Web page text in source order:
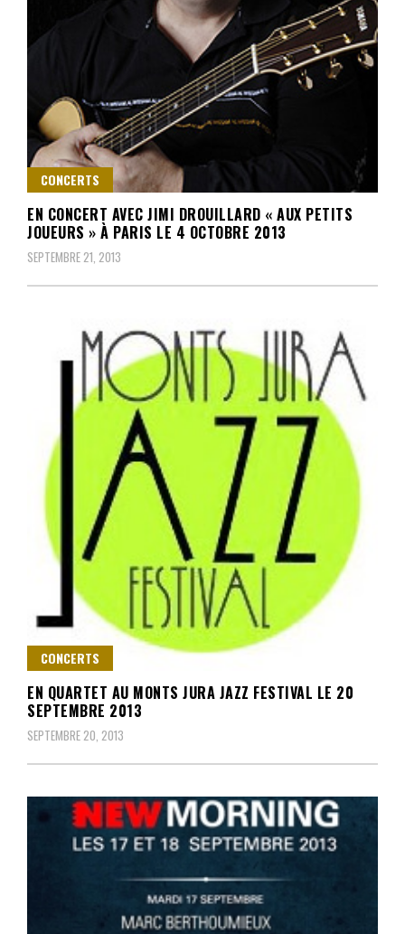
CONCERTS
EN CONCERT AVEC JIMI DROUILLARD « AUX PETITS
JOUEURS » À PARIS LE 4 OCTOBRE 2013
SEPTEMBRE 21, 2013
CONCERTS
EN QUARTET AU MONTS JURA JAZZ FESTIVAL LE 20
SEPTEMBRE 2013
SEPTEMBRE 20, 2013